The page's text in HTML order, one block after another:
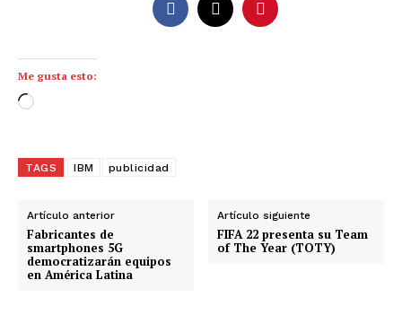
Me gusta esto:
C
g
n
d
o
.
TAGS IBM publicidad
Artículo anterior
Fabricantes de
smartphones 5G
democratizarán equipos
en América Latina
Artículo siguiente
FIFA 22 presenta su Team
of The Year (TOTY)